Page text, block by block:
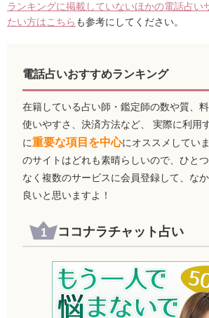
ランキングに掲載していないほかの電話占い
たい方はこちら も参考にしてください。
電話占いおすすめランキング
在籍している占い師・鑑定師の数や質、
使いやすさ、決済方法など、 実際に利用
に重要な項目を中心にオススメしてい
のサイトはどれも素晴らしいので、ひと
なく複数のサービスに会員登録して、な
良いと思いますよ！
ココナラチャット占い